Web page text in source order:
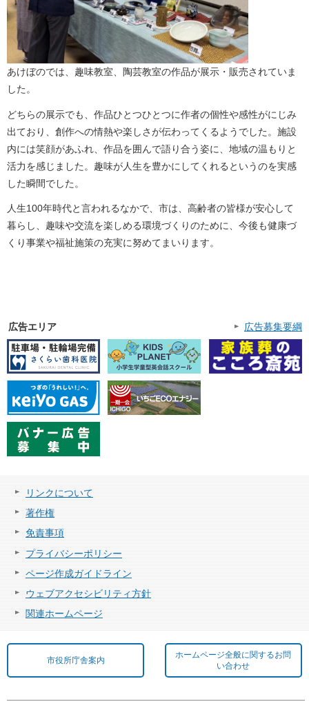
あけぼのでは、趣味教室、陶芸教室の作品が展示・販売されていま
した。
どちらの展示でも、作品ひとつひとつに作者の個性や感性がにじみ
出ており、創作への情熱や楽しさが伝わってくるようでした。施設
内には笑顔があふれ、作品を囲んで語り合う姿に、地域の温もりと
活力を感じました。趣味が人生を豊かにしてくれるというのを実感
した瞬間でした。
人生100年時代と言われるなかで、市は、高齢者の皆様が安心して
暮らし、趣味や交流を楽しめる環境づくりのために、今後も健康づ
くり事業や福祉施策の充実に努めてまいります。
広告エリア 広告募集要綱
リンクについて
著作権
免責事項
プライバシーポリシー
ページ作成ガイドライン
ウェブアクセシビリティ方針
関連ホームページ
市役所庁舎案内
ホームページ全般に関するお問
い合わせ